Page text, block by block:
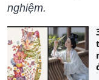
nghiệm.